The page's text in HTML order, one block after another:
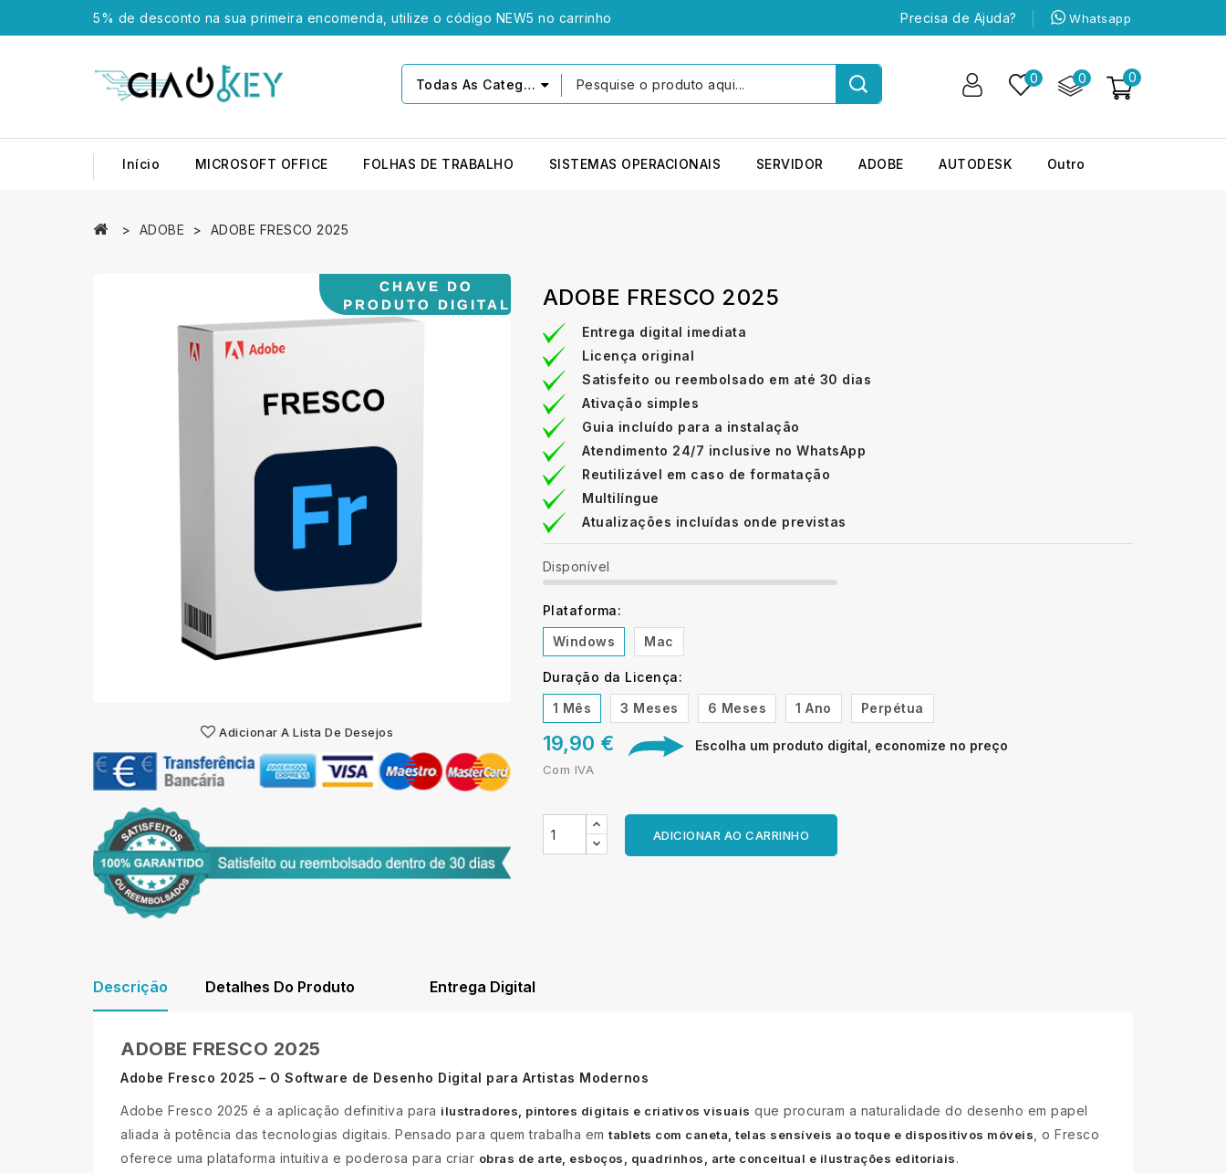
5% de desconto na sua primeira encomenda, utilize o código NEW5 no carrinho Whatsapp
Precisa de Ajuda?
0
0
0
Todas As Categorias
Início MICROSOFT OFFICE FOLHAS DE TRABALHO SISTEMAS OPERACIONAIS SERVIDOR ADOBE AUTODESK Outro
ADOBE ADOBE FRESCO 2025
Adicionar A Lista De Desejos
ADOBE FRESCO 2025
Entrega digital imediata
Licença original
Satisfeito ou reembolsado em até 30 dias
Ativação simples
Guia incluído para a instalação
Atendimento 24/7 inclusive no WhatsApp
Reutilizável em caso de formatação
Multilíngue
Atualizações incluídas onde previstas
Disponível
Plataforma:
Windows
Mac
Duração da Licença:
1 Mês
3 Meses 6 Meses 1 Ano Perpétua
19,90 € Escolha um produto digital, economize no preço
Com IVA
ADICIONAR AO CARRINHO
Descrição Detalhes Do Produto Entrega Digital
ADOBE FRESCO 2025
Adobe Fresco 2025 – O Software de Desenho Digital para Artistas Modernos
Adobe Fresco 2025 é a aplicação definitiva para ilustradores, pintores digitais e criativos visuais que procuram a naturalidade do desenho em papel
aliada à potência das tecnologias digitais. Pensado para quem trabalha em tablets com caneta, telas sensíveis ao toque e dispositivos móveis , o Fresco
oferece uma plataforma intuitiva e poderosa para criar obras de arte, esboços, quadrinhos, arte conceitual e ilustrações editoriais.